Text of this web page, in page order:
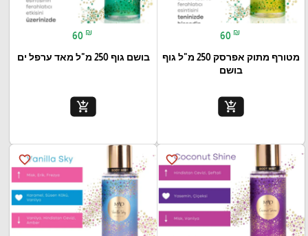
60 ₪
מטורף מתוק אפרסק 250 מ"ל גוף
בושם
add_shopping_cart
60 ₪
בושם גוף 250 מ"ל מאד ערפל ים
add_shopping_cart
favorite_border
favorite_border